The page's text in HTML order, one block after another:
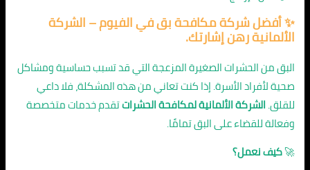
✨أفضل شركة مكافحة بق في الفيوم– الشركة
الألمانية رهن إشارتك.
البق من الحشرات الصغيرة المزعجة التي قد تسبب حساسية ومشاكل
صحية لأفراد الأسرة. إذا كنت تعاني من هذه المشكلة، فلا داعي
للقلق.الشركة الألمانية لمكافحة الحشراتتقدم خدمات متخصصة
وفعالة للقضاء على البق تمامًا.
🚀كيف نعمل؟